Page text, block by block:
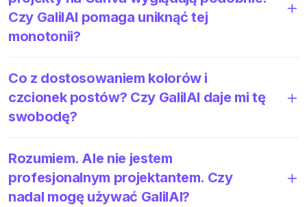
Czy GalilAI pomaga uniknąć tej
monotonii?
Co z dostosowaniem kolorów i
czcionek postów? Czy GalilAI daje mi tę
swobodę?
Rozumiem. Ale nie jestem
profesjonalnym projektantem. Czy
nadal mogę używać GalilAI?